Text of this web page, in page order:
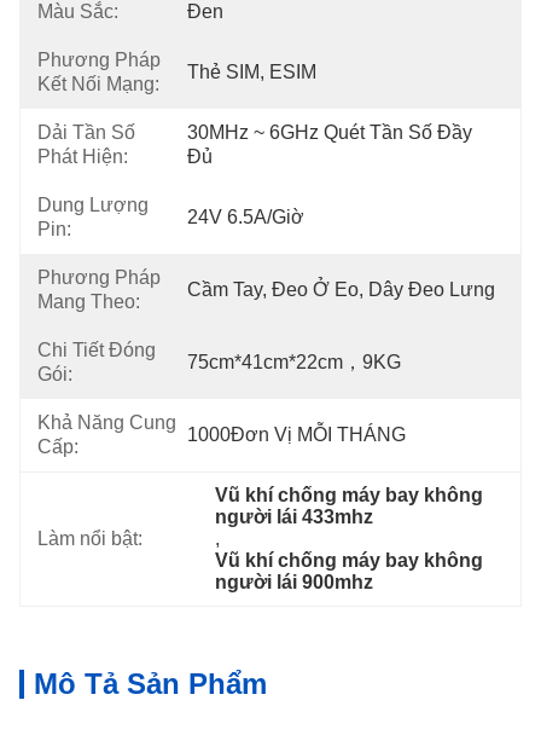
Màu Sắc: Đen
Phương Pháp
Kết Nối Mạng:
Thẻ SIM, ESIM
Dải Tần Số
Phát Hiện:
30MHz ~ 6GHz Quét Tần Số Đầy
Đủ
Dung Lượng
Pin:
24V 6.5A/giờ
Phương Pháp
Mang Theo:
Cầm Tay, Đeo Ở Eo, Dây Đeo Lưng
Chi Tiết Đóng
Gói:
75cm*41cm*22cm，9KG
Khả Năng Cung
Cấp:
1000Đơn Vị MỖI THÁNG
Làm nổi bật:
Vũ khí chống máy bay không
người lái 433mhz
,
Vũ khí chống máy bay không
người lái 900mhz
Mô Tả Sản Phẩm